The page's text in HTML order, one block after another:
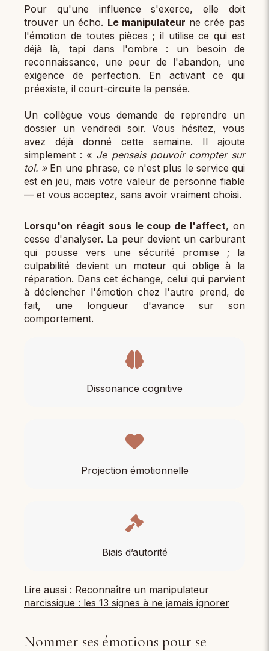
Pour qu'une influence s'exerce, elle doit
trouver un écho. Le manipulateur ne crée pas
l'émotion de toutes pièces ; il utilise ce qui est
déjà là, tapi dans l'ombre : un besoin de
reconnaissance, une peur de l'abandon, une
exigence de perfection. En activant ce qui
préexiste, il court-circuite la pensée.
Un collègue vous demande de reprendre un
dossier un vendredi soir. Vous hésitez, vous
avez déjà donné cette semaine. Il ajoute
simplement : « Je pensais pouvoir compter sur
toi. » En une phrase, ce n'est plus le service qui
est en jeu, mais votre valeur de personne fiable
— et vous acceptez, sans avoir vraiment choisi.
Lorsqu'on réagit sous le coup de l'affect, on
cesse d'analyser. La peur devient un carburant
qui pousse vers une sécurité promise ; la
culpabilité devient un moteur qui oblige à la
réparation. Dans cet échange, celui qui parvient
à déclencher l'émotion chez l'autre prend, de
fait, une longueur d'avance sur son
comportement.
Dissonance cognitive
Projection émotionnelle
Biais d’autorité
Lire aussi : Reconnaître un manipulateur
narcissique : les 13 signes à ne jamais ignorer
Nommer ses émotions pour se